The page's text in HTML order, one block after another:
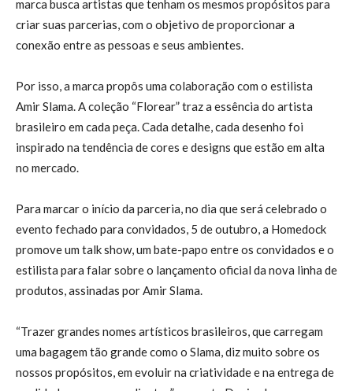
marca busca artistas que tenham os mesmos propósitos para
criar suas parcerias, com o objetivo de proporcionar a
conexão entre as pessoas e seus ambientes.
Por isso, a marca propôs uma colaboração com o estilista
Amir Slama. A coleção “Florear” traz a essência do artista
brasileiro em cada peça. Cada detalhe, cada desenho foi
inspirado na tendência de cores e designs que estão em alta
no mercado.
Para marcar o início da parceria, no dia que será celebrado o
evento fechado para convidados, 5 de outubro, a Homedock
promove um talk show, um bate-papo entre os convidados e o
estilista para falar sobre o lançamento oficial da nova linha de
produtos, assinadas por Amir Slama.
“Trazer grandes nomes artísticos brasileiros, que carregam
uma bagagem tão grande como o Slama, diz muito sobre os
nossos propósitos, em evoluir na criatividade e na entrega de